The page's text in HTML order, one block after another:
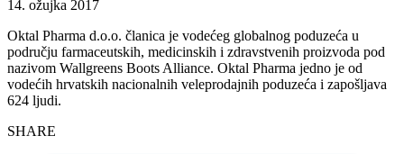
14. ožujka 2017
Oktal Pharma d.o.o. članica je vodećeg globalnog poduzeća u
području farmaceutskih, medicinskih i zdravstvenih proizvoda pod
nazivom Wallgreens Boots Alliance. Oktal Pharma jedno je od
vodećih hrvatskih nacionalnih veleprodajnih poduzeća i zapošljava
624 ljudi.
SHARE